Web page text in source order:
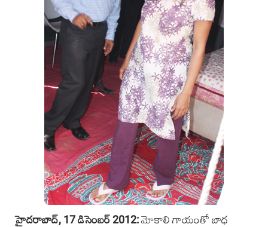
హైదరాబాద్‌, 17 డిసెంబర్‌ 2012:మోకాలి గాయంతో బాధ